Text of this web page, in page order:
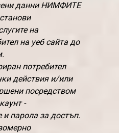
данни НИМФИТЕ
на
на уеб сайта до
потребител
действия и/или
посредством
-
и парола за достъп.